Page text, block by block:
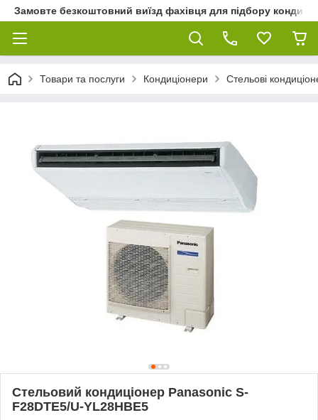
Замовте безкоштовний виїзд фахівця для підбору
Товари та послуги Кондиціонери Стельові
Стельовий кондиціонер Panasonic S-
F28DTE5/U-YL28HBE5